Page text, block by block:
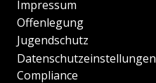
Impressum
Offenlegung
Jugendschutz
Datenschutzeinstellungen
Compliance